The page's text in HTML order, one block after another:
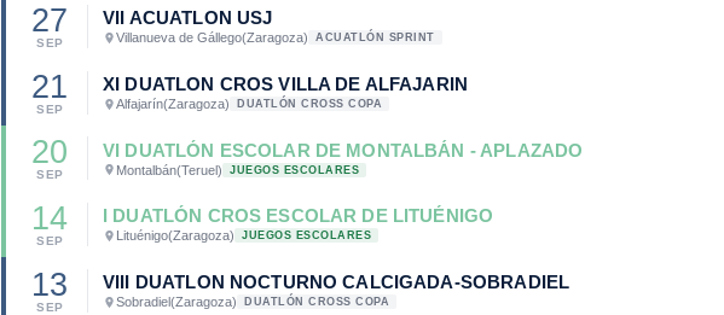
27
SEP
VII ACUATLON USJ
Villanueva de Gállego(Zaragoza) ACUATLÓN SPRINT
21
SEP
XI DUATLON CROS VILLA DE ALFAJARIN
Alfajarín(Zaragoza) DUATLÓN CROSS COPA
20
SEP
VI DUATLÓN ESCOLAR DE MONTALBÁN - APLAZADO
Montalbán(Teruel) JUEGOS ESCOLARES
14
SEP
I DUATLÓN CROS ESCOLAR DE LITUÉNIGO
Lituénigo(Zaragoza) JUEGOS ESCOLARES
13
SEP
VIII DUATLON NOCTURNO CALCIGADA-SOBRADIEL
Sobradiel(Zaragoza) DUATLÓN CROSS COPA